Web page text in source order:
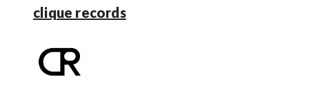
clique records